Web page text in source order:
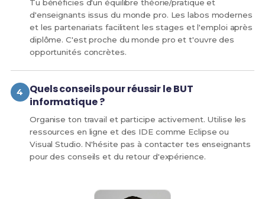
Tu bénéficies d'un équilibre théorie/pratique et
d'enseignants issus du monde pro. Les labos modernes
et les partenariats facilitent les stages et l'emploi après
diplôme. C'est proche du monde pro et t'ouvre des
opportunités concrètes.
Quels conseils pour réussir le BUT
informatique ?
Organise ton travail et participe activement. Utilise les
ressources en ligne et des IDE comme Eclipse ou
Visual Studio. N'hésite pas à contacter tes enseignants
pour des conseils et du retour d'expérience.